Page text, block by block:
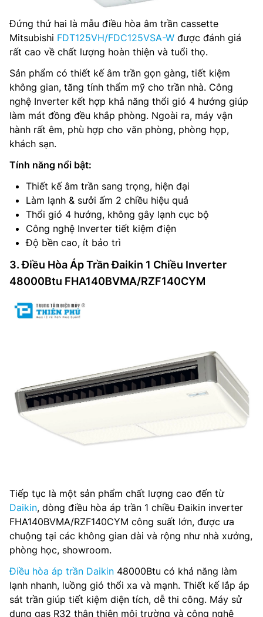
Đứng thứ hai là mẫu điều hòa âm trần cassette
Mitsubishi FDT125VH/FDC125VSA-W được đánh giá
rất cao về chất lượng hoàn thiện và tuổi thọ.
Sản phẩm có thiết kế âm trần gọn gàng, tiết kiệm
không gian, tăng tính thẩm mỹ cho trần nhà. Công
nghệ Inverter kết hợp khả năng thổi gió 4 hướng giúp
làm mát đồng đều khắp phòng. Ngoài ra, máy vận
hành rất êm, phù hợp cho văn phòng, phòng họp,
khách sạn.
Tính năng nổi bật:
Thiết kế âm trần sang trọng, hiện đại
Làm lạnh & sưởi ấm 2 chiều hiệu quả
Thổi gió 4 hướng, không gây lạnh cục bộ
Công nghệ Inverter tiết kiệm điện
Độ bền cao, ít bảo trì
3. Điều Hòa Áp Trần Đaikin 1 Chiều Inverter
48000Btu FHA140BVMA/RZF140CYM
Tiếp tục là một sản phẩm chất lượng cao đến từ
Daikin, dòng điều hòa áp trần 1 chiều Đaikin inverter
FHA140BVMA/RZF140CYM công suất lớn, được ưa
chuộng tại các không gian dài và rộng như nhà xưởng,
phòng học, showroom.
Điều hòa áp trần Daikin 48000Btu có khả năng làm
lạnh nhanh, luồng gió thổi xa và mạnh. Thiết kế lắp áp
sát trần giúp tiết kiệm diện tích, dễ thi công. Máy sử
dụng gas R32 thân thiện môi trường và công nghệ